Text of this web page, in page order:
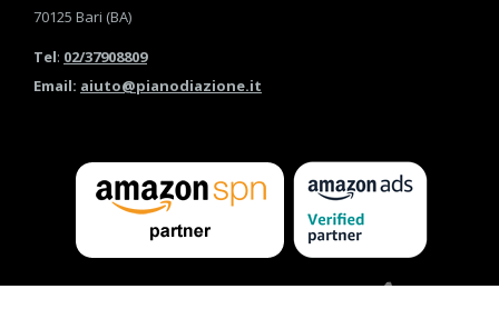
70125 Bari (BA)
Tel: 02/37908809
Email: aiuto@pianodiazione.it